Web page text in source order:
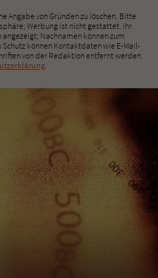
Angabe von Gründen zu löschen. Bitte
Werbung ist nicht gestattet. Ihr
Nachnamen können zum
können Kontaktdaten wie E-Mail-
von der Redaktion entfernt werden.
.